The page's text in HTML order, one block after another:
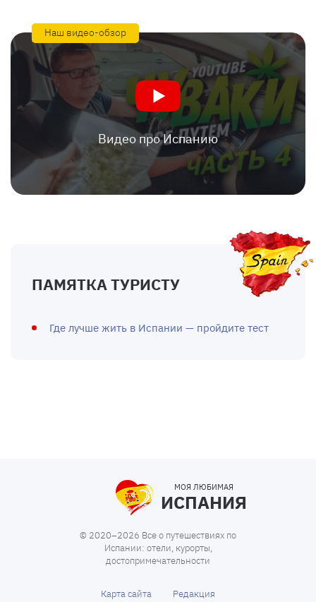
Наш видео-обзор
Видео про Испанию
ПАМЯТКА ТУРИСТУ
Где лучше жить в Испании — пройдите тест
МОЯ ЛЮБИМАЯ
ИСПАНИЯ
© 2020–2026 Все о путешествиях по
Испании: отели, курорты,
достопримечательности
Карта сайта Редакция